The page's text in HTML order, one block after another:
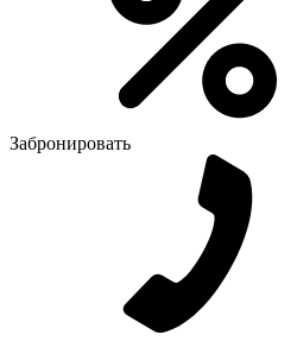
Забронировать